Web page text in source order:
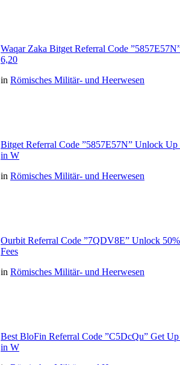
Waqar Zaka Bitget Referral Code
6,20
in Römisches Militär- und Heerwesen
Bitget Referral Code ”5857E57N” Unlock
in W
in Römisches Militär- und Heerwesen
Ourbit Referral Code ”7QDV8E” Unlock
Fees
in Römisches Militär- und Heerwesen
Best BloFin Referral Code ”C5DcQu” Get
in W